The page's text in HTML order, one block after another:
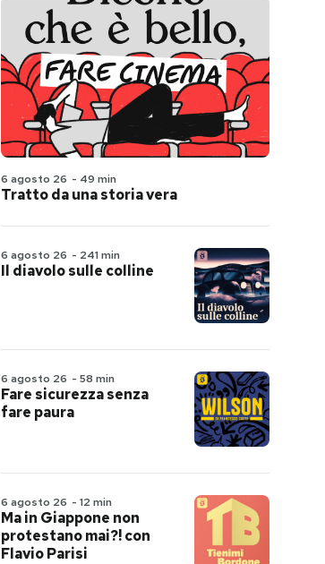
6 agosto 26 - 49 min
Tratto da una storia vera
6 agosto 26 - 241 min
Il diavolo sulle colline
6 agosto 26 - 58 min
Fare sicurezza senza
fare paura
6 agosto 26 - 12 min
Ma in Giappone non
protestano mai?! con
Flavio Parisi